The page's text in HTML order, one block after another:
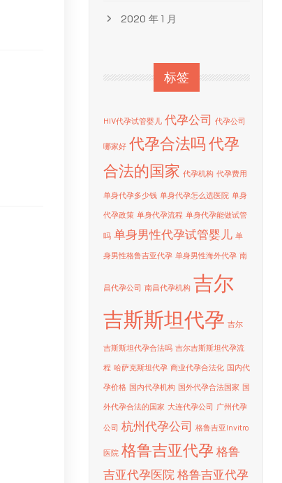
2020 年 1 月
标签
HIV代孕试管婴儿 代孕公司 代孕公司
哪家好 代孕合法吗代孕
合法的国家 代孕机构 代孕费用
单身代孕多少钱 单身代孕怎么选医院 单身
代孕政策 单身代孕流程 单身代孕能做试管
吗 单身男性代孕试管婴儿 单
身男性格鲁吉亚代孕 单身男性海外代孕 南
昌代孕公司 南昌代孕机构 吉尔
吉斯斯坦代孕 吉尔
吉斯斯坦代孕合法吗 吉尔吉斯斯坦代孕流
程 哈萨克斯坦代孕 商业代孕合法化 国内代
孕价格 国内代孕机构 国外代孕合法国家 国
外代孕合法的国家 大连代孕公司 广州代孕
公司 杭州代孕公司 格鲁吉亚Invitro
医院 格鲁吉亚代孕 格鲁
吉亚代孕医院 格鲁吉亚代孕